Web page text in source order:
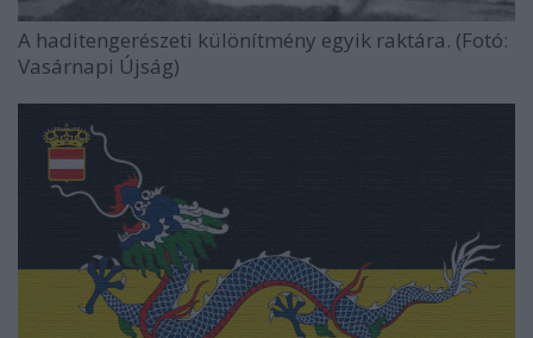
A haditengerészeti különítmény egyik raktára. (Fotó:
Vasárnapi Újság)